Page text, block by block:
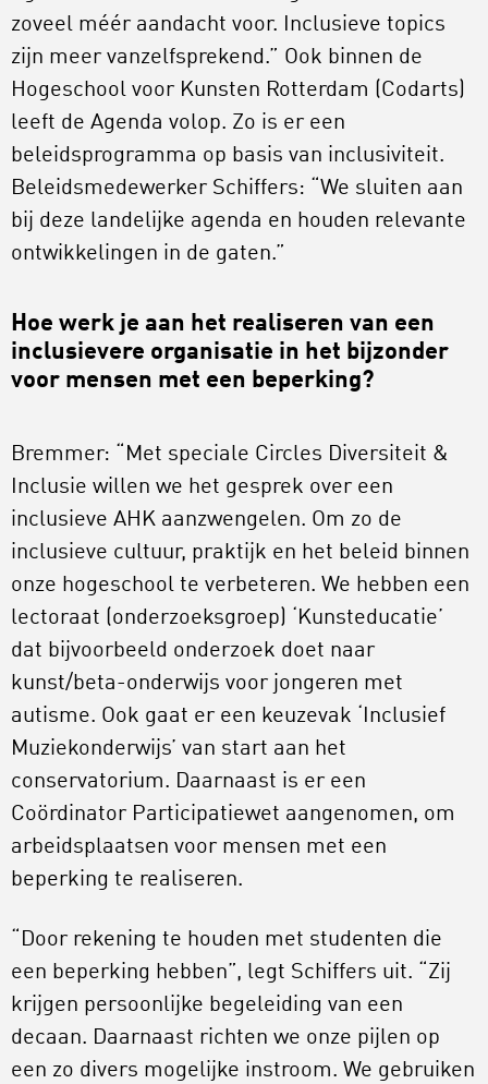
zoveel méér aandacht voor. Inclusieve topics
zijn meer vanzelfsprekend.” Ook binnen de
Hogeschool voor Kunsten Rotterdam (Codarts)
leeft de Agenda volop. Zo is er een
beleidsprogramma op basis van inclusiviteit.
Beleidsmedewerker Schiffers: “We sluiten aan
bij deze landelijke agenda en houden relevante
ontwikkelingen in de gaten.”
Hoe werk je aan het realiseren van een
inclusievere organisatie in het bijzonder
voor mensen met een beperking?
Bremmer: “Met speciale Circles Diversiteit &
Inclusie willen we het gesprek over een
inclusieve AHK aanzwengelen. Om zo de
inclusieve cultuur, praktijk en het beleid binnen
onze hogeschool te verbeteren. We hebben een
lectoraat (onderzoeksgroep) ‘Kunsteducatie’
dat bijvoorbeeld onderzoek doet naar
kunst/beta-onderwijs voor jongeren met
autisme. Ook gaat er een keuzevak ‘Inclusief
Muziekonderwijs’ van start aan het
conservatorium. Daarnaast is er een
Coördinator Participatiewet aangenomen, om
arbeidsplaatsen voor mensen met een
beperking te realiseren.
“Door rekening te houden met studenten die
een beperking hebben”, legt Schiffers uit. “Zij
krijgen persoonlijke begeleiding van een
decaan. Daarnaast richten we onze pijlen op
een zo divers mogelijke instroom. We gebruiken